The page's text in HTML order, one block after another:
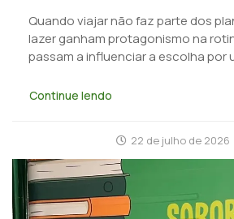
Quando viajar não faz parte dos
lazer ganham protagonismo na
passam a influenciar a escolha por
Continue lendo
22 de julho de 2026